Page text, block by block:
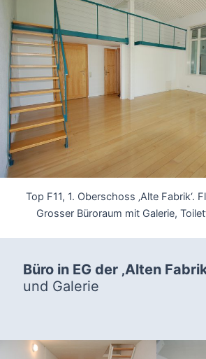
Top F11, 1. Oberschoss ‚Alte Fabrik‘.
Grosser Büroraum mit Galerie,
Büro in EG der ‚Alten
und Galerie